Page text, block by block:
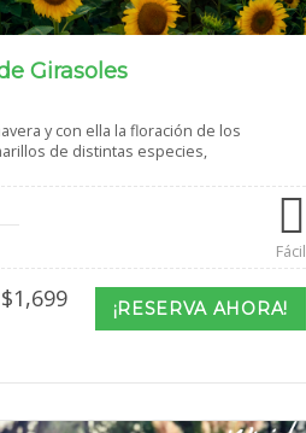
Girasoles
y con ella la floración de los
de distintas especies,
Fácil
$1,699Price
range:
$1,069
$1,699
¡RESERVA AHORA!